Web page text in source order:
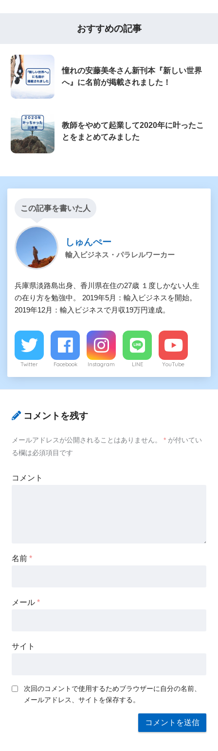
おすすめの記事
憧れの安藤美冬さん新刊本『新しい世界
へ』に名前が掲載されました！
教師をやめて起業して2020年に叶ったこ
とをまとめてみました
この記事を書いた人
しゅんぺー
輸入ビジネス・パラレルワーカー
兵庫県淡路島出身、香川県在住の27歳 １度しかない人生
の在り方を勉強中。 2019年5月：輸入ビジネスを開始。
2019年12月：輸入ビジネスで月収19万円達成。
Twitter Facebook Instagram LINE YouTube
コメントを残す
メールアドレスが公開されることはありません。 * が付いてい
る欄は必須項目です
コメント
名前 *
メール *
サイト
次回のコメントで使用するためブラウザーに自分の名前、
メールアドレス、サイトを保存する。